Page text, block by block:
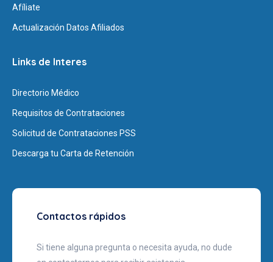
Afíliate
Actualización Datos Afiliados
Links de Interes
Directorio Médico
Requisitos de Contrataciones
Solicitud de Contrataciones PSS
Descarga tu Carta de Retención
Contactos rápidos
Si tiene alguna pregunta o necesita ayuda, no dude